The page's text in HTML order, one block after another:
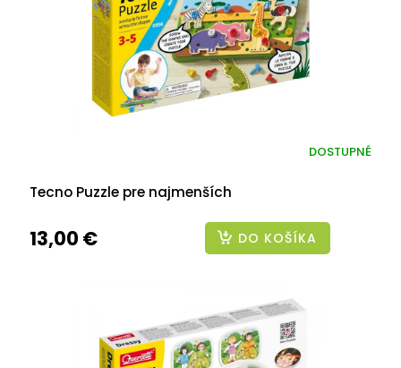
Tecno Puzzle pre najmenších
DOSTUPNÉ
13,00 € DO KOŠÍKA